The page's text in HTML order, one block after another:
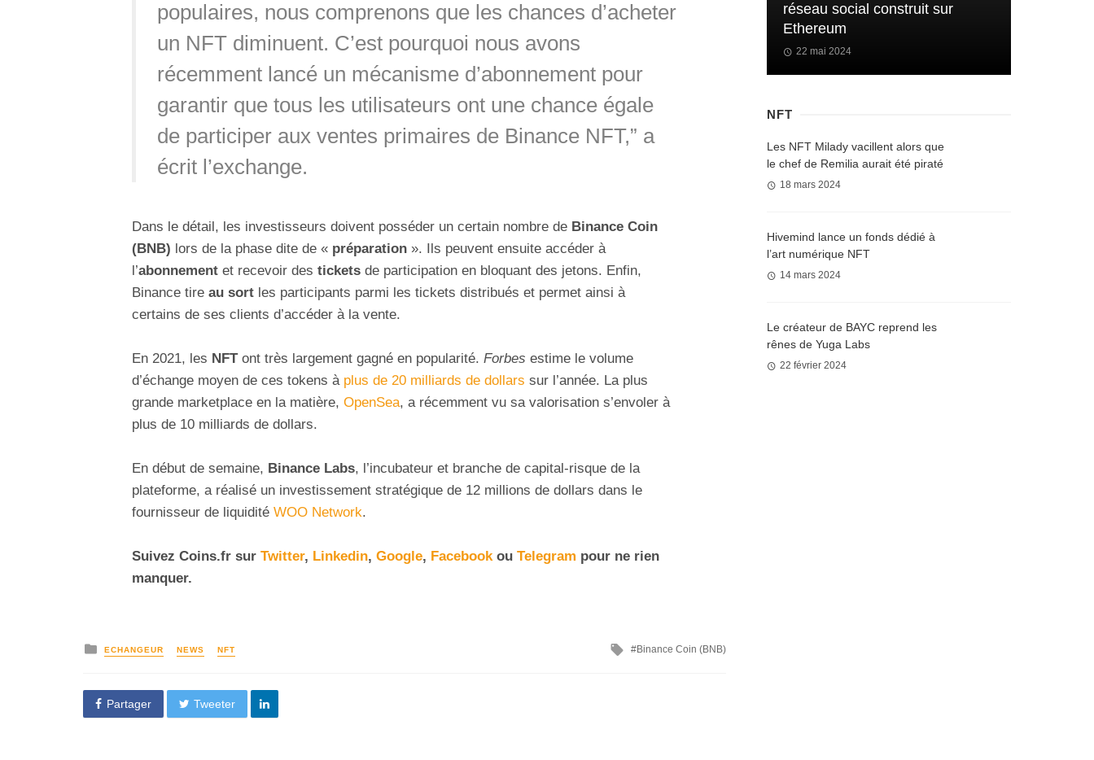
populaires, nous comprenons que les chances d’acheter
un NFT diminuent. C’est pourquoi nous avons
récemment lancé un mécanisme d’abonnement pour
garantir que tous les utilisateurs ont une chance égale
de participer aux ventes primaires de Binance NFT,” a
écrit l’exchange.
Dans le détail, les investisseurs doivent posséder un certain nombre de Binance Coin
(BNB) lors de la phase dite de « préparation ». Ils peuvent ensuite accéder à
l’abonnement et recevoir des tickets de participation en bloquant des jetons. Enfin,
Binance tire au sort les participants parmi les tickets distribués et permet ainsi à
certains de ses clients d’accéder à la vente.
En 2021, les NFTont très largement gagné en popularité. Forbes estime le volume
d’échange moyen de ces tokens à plus de 20 milliards de dollars sur l’année. La plus
grande marketplace en la matière, OpenSea, a récemment vu sa valorisation s’envoler à
plus de 10 milliards de dollars.
En début de semaine, Binance Labs, l’incubateur et branche de capital-risque de la
plateforme, a réalisé un investissement stratégique de 12 millions de dollars dans le
fournisseur de liquidité WOO Network.
Suivez Coins.fr sur Twitter, Linkedin, Google, Facebookou Telegram pour ne rien
manquer.
ECHANGEUR NEWS NFT Binance Coin (BNB)
Partager Tweeter
réseau social construit sur
Ethereum
22 mai 2024
NFT
Les NFT Milady vacillent alors que
le chef de Remilia aurait été piraté
18 mars 2024
Hivemind lance un fonds dédié à
l’art numérique NFT
14 mars 2024
Le créateur de BAYC reprend les
rênes de Yuga Labs
22 février 2024